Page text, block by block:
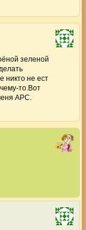
зеленой
никто не ест
то.Вот
АРС.